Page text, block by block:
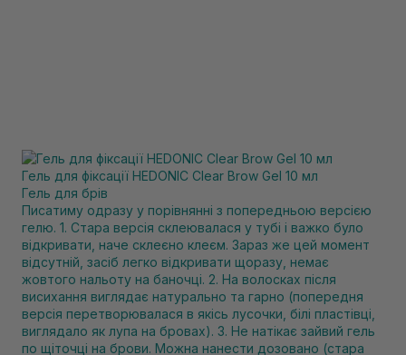
Гель для фіксації HEDONIC Clear Brow Gel 10 мл
Гель для брів
Писатиму одразу у порівнянні з попередньою версією
гелю. 1. Стара версія склеювалася у тубі і важко було
відкривати, наче склеєно клеєм. Зараз же цей момент
відсутній, засіб легко відкривати щоразу, немає
жовтого нальоту на баночці. 2. На волосках після
висихання виглядає натурально та гарно (попередня
версія перетворювалася в якісь лусочки, білі пластівці,
виглядало як лупа на бровах). 3. Не натікає зайвий гель
по щіточці на брови. Можна нанести дозовано (стара